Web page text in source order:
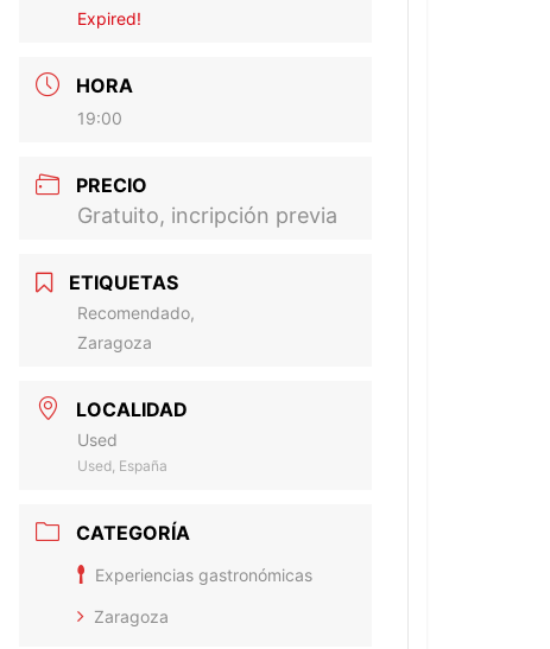
Expired!
HORA
19:00
PRECIO
Gratuito, incripción previa
ETIQUETAS
Recomendado,
Zaragoza
LOCALIDAD
Used
Used, España
CATEGORÍA
Experiencias gastronómicas
Zaragoza